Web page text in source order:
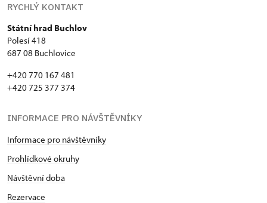
RYCHLÝ KONTAKT
Státní hrad Buchlov
Polesí 418
687 08 Buchlovice
+420 770 167 481
+420 725 377 374
INFORMACE PRO NÁVŠTĚVNÍKY
Informace pro návštěvníky
Prohlídkové okruhy
Návštěvní doba
Rezervace